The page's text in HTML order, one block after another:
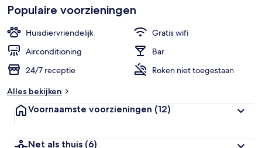
Populaire voorzieningen
Huisdiervriendelijk
Gratis wifi
Airconditioning
Bar
24/7 receptie
Roken niet toegestaan
Alles bekijken
Voornaamste voorzieningen (12)
Net als thuis (6)